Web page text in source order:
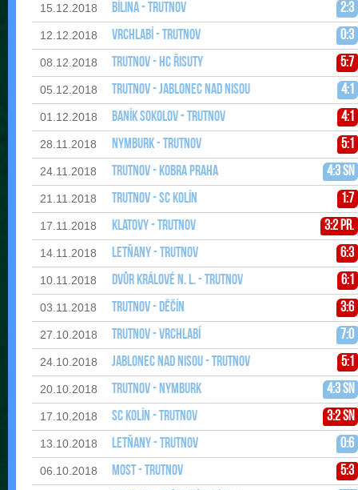
15.12.2018 Bílina - Trutnov 2:3
12.12.2018 Vrchlabí - Trutnov 0:3
08.12.2018 Trutnov - HC Řisuty 5:7
05.12.2018 Trutnov - Jablonec nad Nisou 4:1
01.12.2018 Baník Sokolov - Trutnov 4:1
28.11.2018 Nymburk - Trutnov 5:1
24.11.2018 Trutnov - Kobra Praha 4:3 sn
21.11.2018 Trutnov - SC Kolín 1:7
17.11.2018 Klatovy - Trutnov 3:2 pr.
14.11.2018 Letňany - Trutnov 6:3
10.11.2018 Dvůr Králové n. L. - Trutnov 6:1
03.11.2018 Trutnov - Děčín 3:6
27.10.2018 Trutnov - Vrchlabí 7:0
24.10.2018 Jablonec nad Nisou - Trutnov 5:1
20.10.2018 Trutnov - Nymburk 4:3 sn
17.10.2018 SC Kolín - Trutnov 3:2 sn
13.10.2018 Letňany - Trutnov 0:6
06.10.2018 Most - Trutnov 5:3